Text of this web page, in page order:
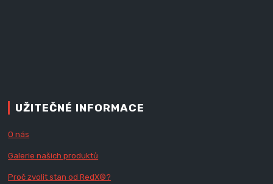
UŽITEČNÉ INFORMACE
O nás
Galerie našich produktů
Proč zvolit stan od RedX®?